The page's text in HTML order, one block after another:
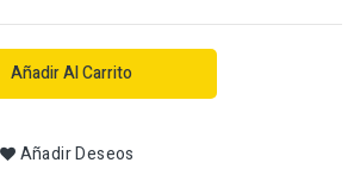
Añadir Al Carrito
Añadir Deseos